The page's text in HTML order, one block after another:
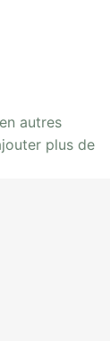
autres
plus de